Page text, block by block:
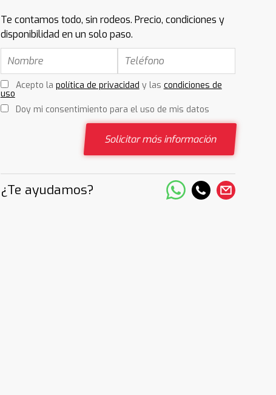
Te contamos todo, sin rodeos. Precio, condiciones y
disponibilidad en un solo paso.
Acepto la política de privacidad y las condiciones de
uso
Doy mi consentimiento para el uso de mis datos
Solicitar más información
¿Te ayudamos?